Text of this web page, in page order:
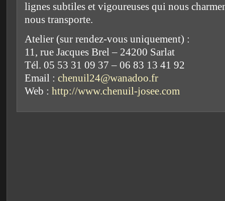
lignes subtiles et vigoureuses qui nous
nous transporte.
Atelier (sur rendez-vous uniquement) :
11, rue Jacques Brel – 24200 Sarlat
Tél. 05 53 31 09 37 – 06 83 13 41 92
Email : chenuil24@wanadoo.fr
Web : http://www.chenuil-josee.com